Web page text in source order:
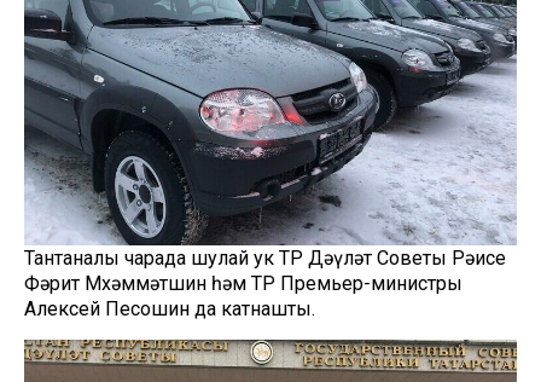
Тантаналы чарада шулай ук ТР Дәүләт Советы Рәисе
Фәрит Мөхәммәтшин һәм ТР Премьер-министры
Алексей Песошин да катнашты.